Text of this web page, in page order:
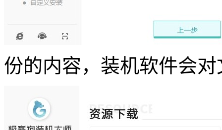
份的内容，装机软件会